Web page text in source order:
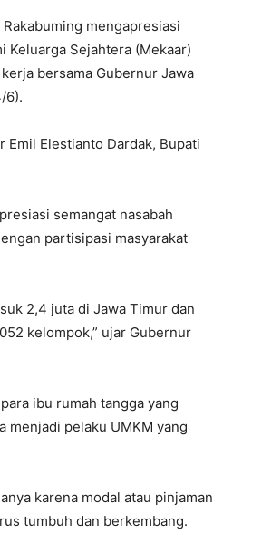
mengapresiasi
Keluarga Sejahtera (Mekaar)
bersama Gubernur Jawa
6).
Elestianto Dardak, Bupati
semangat nasabah
partisipasi masyarakat
2,4 juta di Jawa Timur dan
kelompok,” ujar Gubernur
ibu rumah tangga yang
menjadi pelaku UMKM yang
karena modal atau pinjaman
tumbuh dan berkembang.